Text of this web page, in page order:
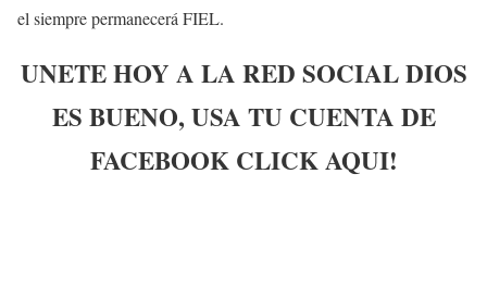
el siempre permanecerá FIEL.
UNETE HOY A LA RED SOCIAL DIOS
ES BUENO, USA TU CUENTA DE
FACEBOOK CLICK AQUI!